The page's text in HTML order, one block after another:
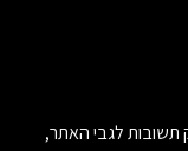
תשובות לגבי האתר,